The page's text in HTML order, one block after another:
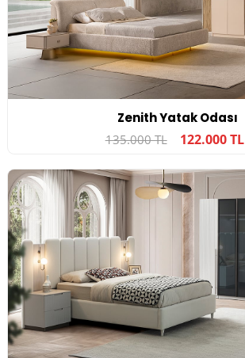
Zenith Yatak Odası
135.000 TL 122.000 TL